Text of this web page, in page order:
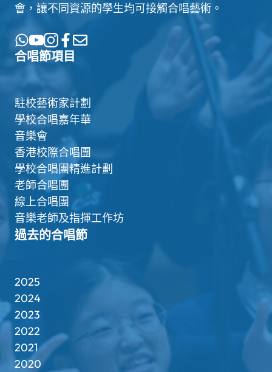
會，讓不同資源的學生均可接觸合唱藝術。
合唱節項目
駐校藝術家計劃
學校合唱嘉年華
音樂會
香港校際合唱團
學校合唱團精進計劃
老師合唱團
線上合唱團
音樂老師及指揮工作坊
過去的合唱節
2025
2024
2023
2022
2021
2020